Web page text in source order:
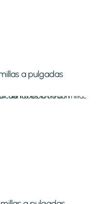
a pulgadas